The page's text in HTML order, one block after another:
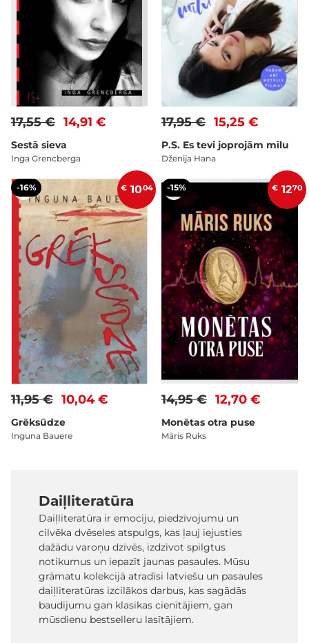
14,91 €
17,55 €
Sestā sieva
Inga Grencberga
15,25 €
17,95 €
P.S. Es tevi joprojām mīlu
Dženija Hana
-16% € 1004
10,04 €
11,95 €
Grēksūdze
Inguna Bauere
-15% € 1270
12,70 €
14,95 €
Monētas otra puse
Māris Ruks
Daiļliteratūra
Daiļliteratūra ir emociju, piedzīvojumu un
cilvēka dvēseles atspulgs, kas ļauj iejusties
dažādu varoņu dzīvēs, izdzīvot spilgtus
notikumus un iepazīt jaunas pasaules. Mūsu
grāmatu kolekcijā atradīsi latviešu un pasaules
daiļliteratūras izcilākos darbus, kas sagādās
baudījumu gan klasikas cienītājiem, gan
mūsdienu bestselleru lasītājiem.